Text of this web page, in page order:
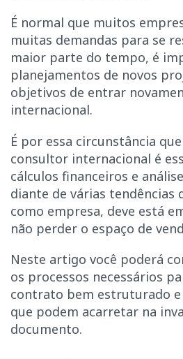
É normal que muitos
muitas demandas para se
maior parte do tempo, é
planejamentos de novos
objetivos de entrar
internacional.
É por essa circunstância
consultor internacional é
cálculos financeiros e
diante de várias tendências
como empresa, deve está
não perder o espaço de
Neste artigo você poderá
os processos necessários
contrato bem estruturado
que podem acarretar na
documento.